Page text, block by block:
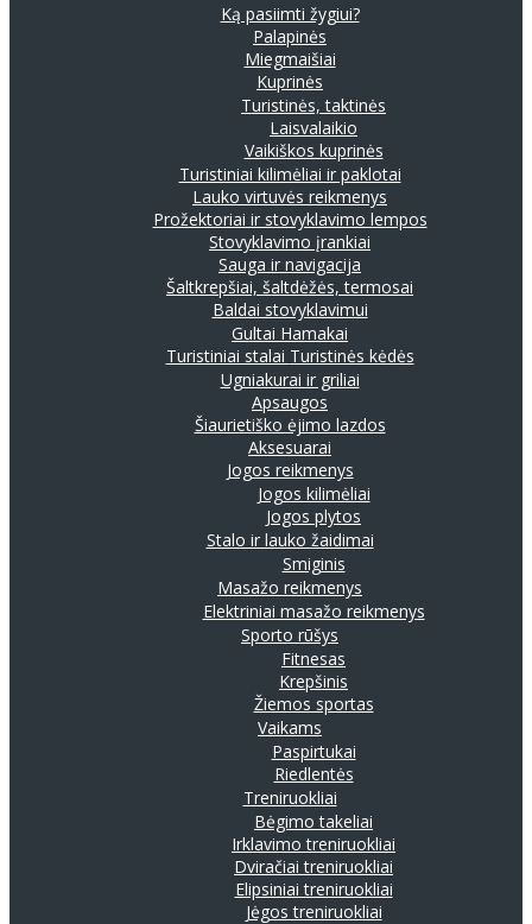
Ką pasiimti žygiui?
Palapinės
Miegmaišiai
Kuprinės
Turistinės, taktinės
Laisvalaikio
Vaikiškos kuprinės
Turistiniai kilimėliai ir paklotai
Lauko virtuvės reikmenys
Prožektoriai ir stovyklavimo lempos
Stovyklavimo įrankiai
Sauga ir navigacija
Šaltkrepšiai, šaltdėžės, termosai
Baldai stovyklavimui
Gultai Hamakai
Turistiniai stalai Turistinės kėdės
Ugniakurai ir griliai
Apsaugos
Šiaurietiško ėjimo lazdos
Aksesuarai
Jogos reikmenys
Jogos kilimėliai
Jogos plytos
Stalo ir lauko žaidimai
Smiginis
Masažo reikmenys
Elektriniai masažo reikmenys
Sporto rūšys
Fitnesas
Krepšinis
Žiemos sportas
Vaikams
Paspirtukai
Riedlentės
Treniruokliai
Bėgimo takeliai
Irklavimo treniruokliai
Dviračiai treniruokliai
Elipsiniai treniruokliai
Jėgos treniruokliai